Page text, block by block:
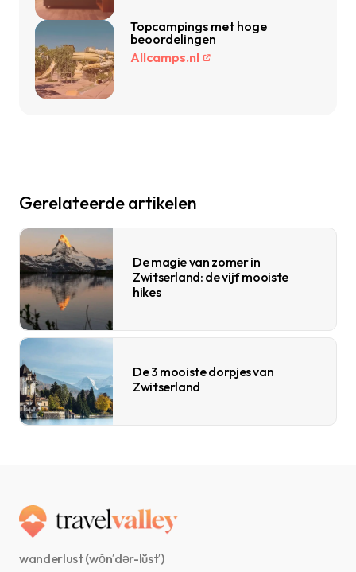
Topcampings met hoge
beoordelingen
Allcamps.nl
Gerelateerde artikelen
De magie van zomer in
Zwitserland: de vijf mooiste
hikes
De 3 mooiste dorpjes van
Zwitserland
wanderlust (wŏn′dər-lŭst′)